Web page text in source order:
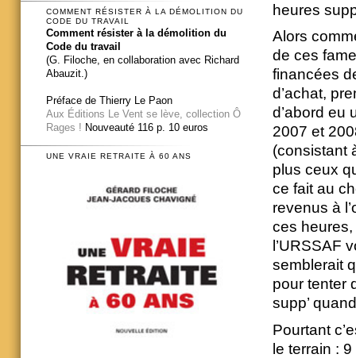
heures
Alors
de ces
financées
d’achat,
d’abord eu
2007 et
(consistant
plus ceux
ce fait au
revenus à
ces heures,
l’URSSAF
semblerait
pour tenter
supp’
Pourtant
le terrain :
COMMENT RÉSISTER À LA DÉMOLITION DU
CODE DU TRAVAIL
Comment résister à la démolition du
Code du travail
(G. Filoche, en collaboration avec Richard
Abauzit.)
Préface de Thierry Le Paon
Aux Éditions Le Vent se lève, collection Ô
Rages ! Nouveauté 116 p. 10 euros
UNE VRAIE RETRAITE À 60 ANS